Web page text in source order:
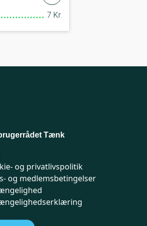
7 Kr.
Tænk
og privatlivspolitik
og medlemsbetingelser